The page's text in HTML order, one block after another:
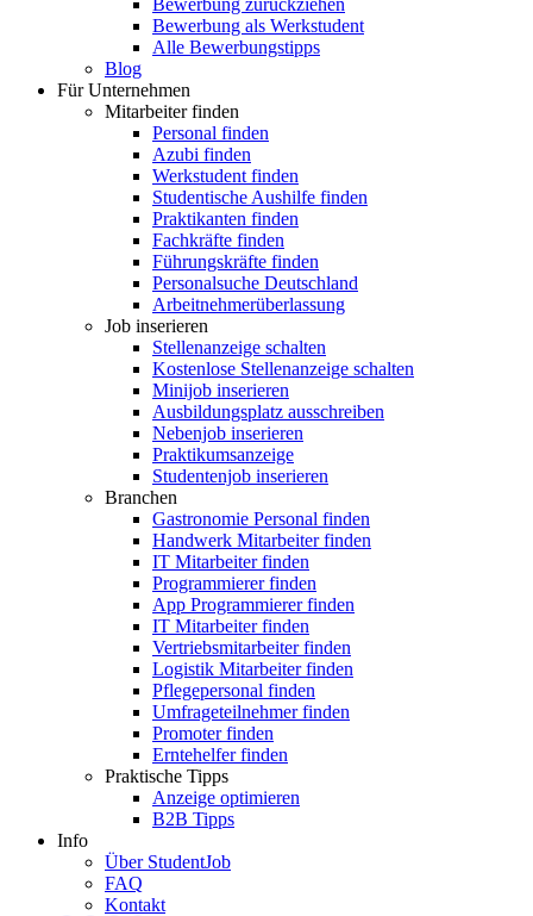
Bewerbung zurückziehen
Bewerbung als Werkstudent
Alle Bewerbungstipps
Blog
Für Unternehmen
Mitarbeiter finden
Personal finden
Azubi finden
Werkstudent finden
Studentische Aushilfe finden
Praktikanten finden
Fachkräfte finden
Führungskräfte finden
Personalsuche Deutschland
Arbeitnehmerüberlassung
Job inserieren
Stellenanzeige schalten
Kostenlose Stellenanzeige schalten
Minijob inserieren
Ausbildungsplatz ausschreiben
Nebenjob inserieren
Praktikumsanzeige
Studentenjob inserieren
Branchen
Gastronomie Personal finden
Handwerk Mitarbeiter finden
IT Mitarbeiter finden
Programmierer finden
App Programmierer finden
IT Mitarbeiter finden
Vertriebsmitarbeiter finden
Logistik Mitarbeiter finden
Pflegepersonal finden
Umfrageteilnehmer finden
Promoter finden
Erntehelfer finden
Praktische Tipps
Anzeige optimieren
B2B Tipps
Info
Über StudentJob
FAQ
Kontakt